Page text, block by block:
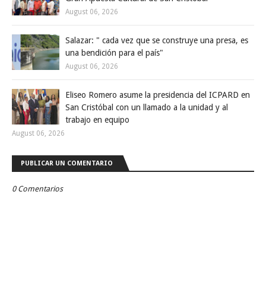
August 06, 2026
Salazar: " cada vez que se construye una presa, es
una bendición para el país"
August 06, 2026
Eliseo Romero asume la presidencia del ICPARD en
San Cristóbal con un llamado a la unidad y al
trabajo en equipo
August 06, 2026
PUBLICAR UN COMENTARIO
0 Comentarios